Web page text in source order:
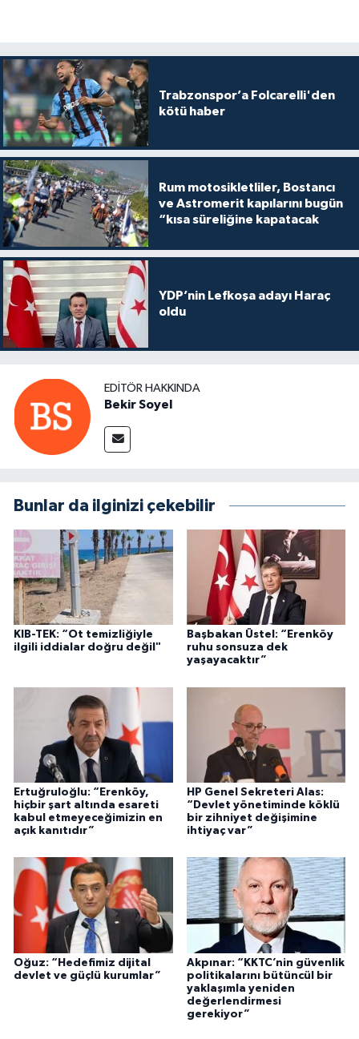
Trabzonspor’a Folcarelli'den
kötü haber
Rum motosikletliler, Bostancı
ve Astromerit kapılarını bugün
“kısa süreliğine kapatacak
YDP’nin Lefkoşa adayı Haraç
oldu
EDITÖR HAKKINDA
Bekir Soyel
Bunlar da ilginizi çekebilir
KIB-TEK: “Ot temizliğiyle
ilgili iddialar doğru değil"
Başbakan Üstel: “Erenköy
ruhu sonsuza dek
yaşayacaktır”
Ertuğruloğlu: “Erenköy,
hiçbir şart altında esareti
kabul etmeyeceğimizin en
açık kanıtıdır”
HP Genel Sekreteri Alas:
“Devlet yönetiminde köklü
bir zihniyet değişimine
ihtiyaç var”
Oğuz: “Hedefimiz dijital
devlet ve güçlü kurumlar”
Akpınar: “KKTC’nin güvenlik
politikalarını bütüncül bir
yaklaşımla yeniden
değerlendirmesi
gerekiyor”